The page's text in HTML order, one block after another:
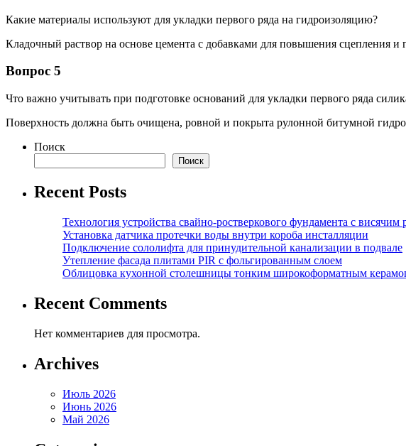
Какие материалы используют для укладки первого ряда на гидроизоляцию?
Кладочный раствор на основе цемента с добавками для повышения сцепления и
Вопрос 5
Что важно учитывать при подготовке оснований для укладки первого ряда
Поверхность должна быть очищена, ровной и покрыта рулонной битумной
Поиск
Поиск
Recent Posts
Технология устройства свайно-ростверкового фундамента с
Установка датчика протечки воды внутри короба инсталляции
Подключение сололифта для принудительной канализации в подвале
Утепление фасада плитами PIR с фольгированным слоем
Облицовка кухонной столешницы тонким широкоформатным
Recent Comments
Нет комментариев для просмотра.
Archives
Июль 2026
Июнь 2026
Май 2026